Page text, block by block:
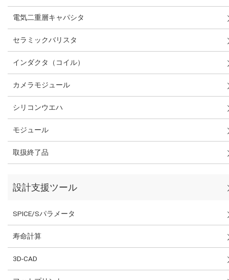
電気二重層キャパシタ
セラミックバリスタ
インダクタ（コイル）
カメラモジュール
シリコンウエハ
モジュール
取扱終了品
設計支援ツール
SPICE/Sパラメータ
寿命計算
3D-CAD